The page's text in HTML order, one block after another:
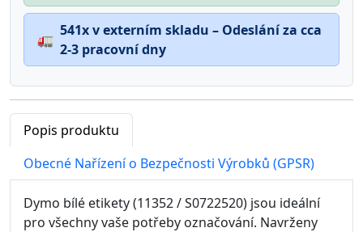
🚛
541x v externím skladu – Odeslání za cca
2-3 pracovní dny
Popis produktu
Obecné Nařízení o Bezpečnosti Výrobků (GPSR)
Dymo bílé etikety (11352 / S0722520) jsou ideální
pro všechny vaše potřeby označování. Navrženy